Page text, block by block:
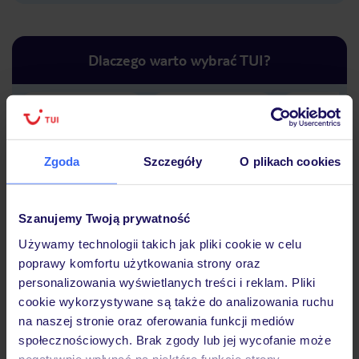
Zgoda Szczegóły O plikach cookies
Szanujemy Twoją prywatność
Używamy technologii takich jak pliki cookie w celu
poprawy komfortu użytkowania strony oraz
personalizowania wyświetlanych treści i reklam. Pliki
cookie wykorzystywane są także do analizowania ruchu
na naszej stronie oraz oferowania funkcji mediów
społecznościowych. Brak zgody lub jej wycofanie może
Dlaczego warto wybrać TUI?
podróży w Polsce
Hotel
Opinie